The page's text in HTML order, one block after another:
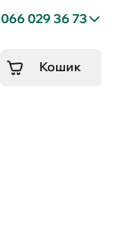
066 029 36 73
Кошик